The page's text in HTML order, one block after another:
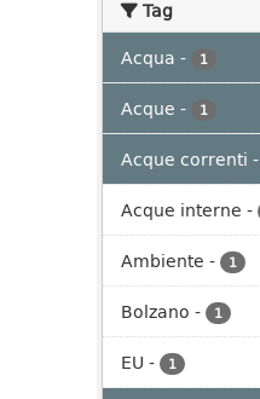
Tag
Acqua - 1
Acque - 1
Acque correnti -
Acque interne -
Ambiente - 1
Bolzano - 1
EU - 1